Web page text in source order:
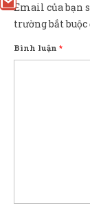
Email của bạn
trường bắt buộc
Bình luận *